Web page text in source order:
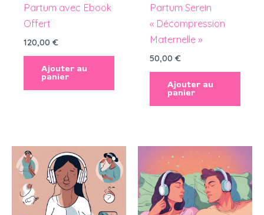
Partum avec Ebook
Offert
120,00 €
Ajouter au
panier
Partum Serein
« Décompression
Maternelle »
50,00 €
Ajouter au
panier